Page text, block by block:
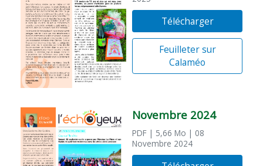
Télécharger
Feuilleter sur
Calaméo
Novembre 2024
PDF | 5,66 Mo | 08
Novembre 2024